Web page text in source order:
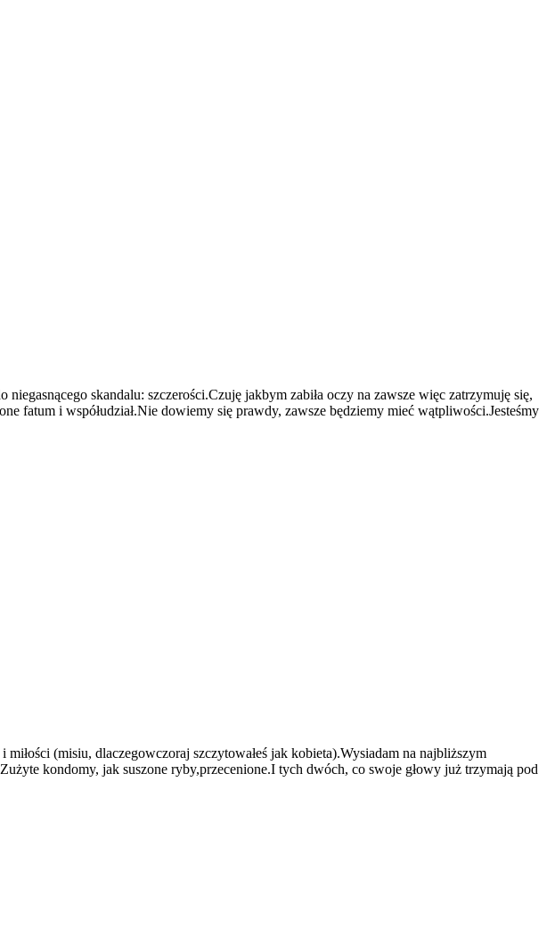
skandalu: szczerości.Czuję jakbym zabiła oczy na zawsze więc zatrzymuję się,
fatum i współudział.Nie dowiemy się prawdy, zawsze będziemy mieć wątpliwości.Jesteśmy
(misiu, dlaczegowczoraj szczytowałeś jak kobieta).Wysiadam na najbliższym
kondomy, jak suszone ryby,przecenione.I tych dwóch, co swoje głowy już trzymają pod